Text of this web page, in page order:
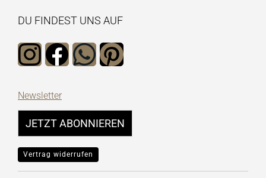
DU FINDEST UNS AUF
Newsletter
JETZT ABONNIEREN
Vertrag widerrufen